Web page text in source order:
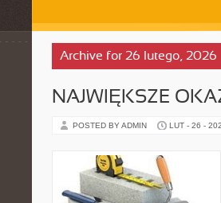
Archive for 26 lutego, 2026
NAJWIĘKSZE
POSTED BY ADMIN LUT - 26 -